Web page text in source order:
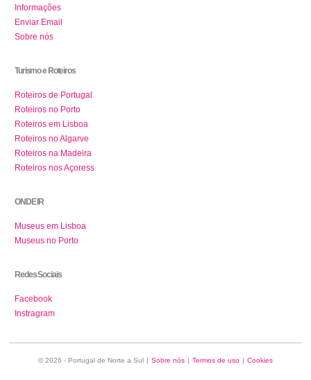
Informações
Enviar Email
Sobre nós
Turismo e Roteiros
Roteiros de Portugal
Roteiros no Porto
Roteiros em Lisboa
Roteiros no Algarve
Roteiros na Madeira
Roteiros nos Açoress
ONDE IR
Museus em Lisboa
Museus no Porto
Redes Sociais
Facebook
Instragram
© 2026 - Portugal de Norte a Sul | Sobre nós | Termos de uso | Cookies